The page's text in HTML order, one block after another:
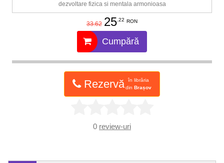
dezvoltare fizica si mentala armonioasa
33.62 25.22 RON
Cumpără
Rezervă
în librăria
din Brașov
0 review-uri